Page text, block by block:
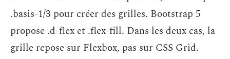
.basis-1/3 pour créer des grilles. Bootstrap 5
propose .d-flex et .flex-fill. Dans les deux cas, la
grille repose sur Flexbox, pas sur CSS Grid.